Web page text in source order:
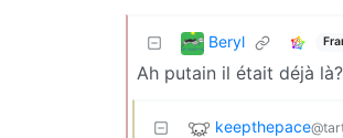
Beryl
Ah putain il était déjà là?
keepthepace